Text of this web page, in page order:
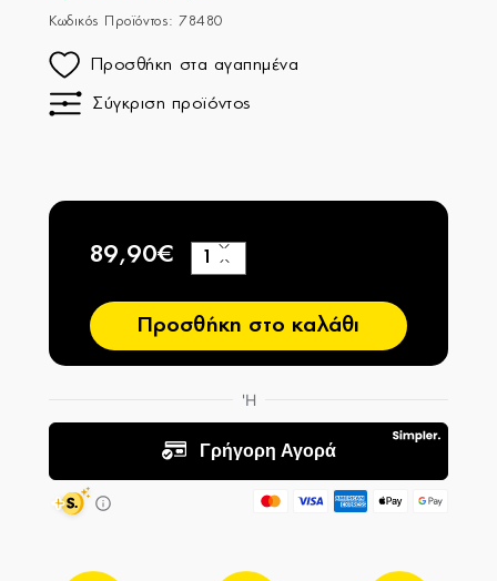
Κωδικός Προϊόντος: 78480
Προσθήκη στα αγαπημένα
Σύγκριση προϊόντος
89,90€
−
+
Προσθήκη στο καλάθι